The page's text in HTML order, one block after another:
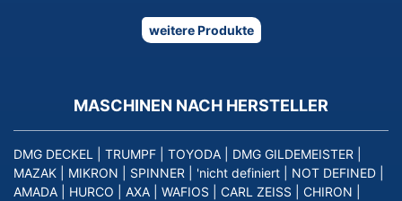
weitere Produkte
MASCHINEN NACH HERSTELLER
DMG DECKEL TRUMPF TOYODA DMG GILDEMEISTER
MAZAK
MIKRON SPINNER 'nicht definiert NOT DEFINED
AMADA
HURCO AXA WAFIOS CARL ZEISS CHIRON